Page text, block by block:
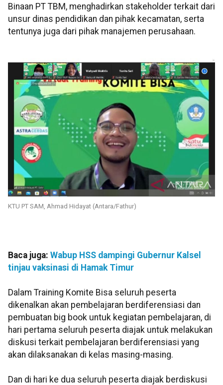
Binaan PT TBM, menghadirkan stakeholder terkait dari
unsur dinas pendidikan dan pihak kecamatan, serta
tentunya juga dari pihak manajemen perusahaan.
KTU PT SAM, Ahmad Hidayat (Antara/Fathur)
Baca juga: Wabup HSS dampingi Gubernur Kalsel
tinjau vaksinasi di Hamak Timur
Dalam Training Komite Bisa seluruh peserta
dikenalkan akan pembelajaran berdiferensiasi dan
pembuatan big book untuk kegiatan pembelajaran, di
hari pertama seluruh peserta diajak untuk melakukan
diskusi terkait pembelajaran berdiferensiasi yang
akan dilaksanakan di kelas masing-masing.
Dan di hari ke dua seluruh peserta diajak berdiskusi